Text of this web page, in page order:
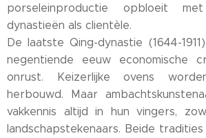
porseleinproductie opbloeit
dynastieën als clientèle.
De laatste Qing-dynastie (1644-
negentiende eeuw economische
onrust. Keizerlijke ovens
herbouwd. Maar
vakkennis altijd in hun vingers,
landschapstekenaars. Beide